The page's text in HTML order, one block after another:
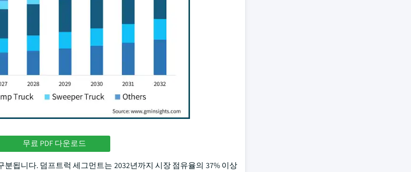
무료 PDF 다운로드
분됩니다. 덤프트럭 세그먼트는 2032년까지 시장 점유율의 37% 이상